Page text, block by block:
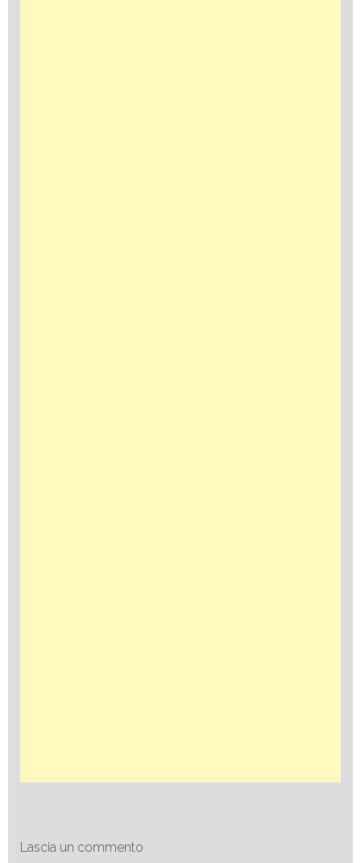
Lascia un commento